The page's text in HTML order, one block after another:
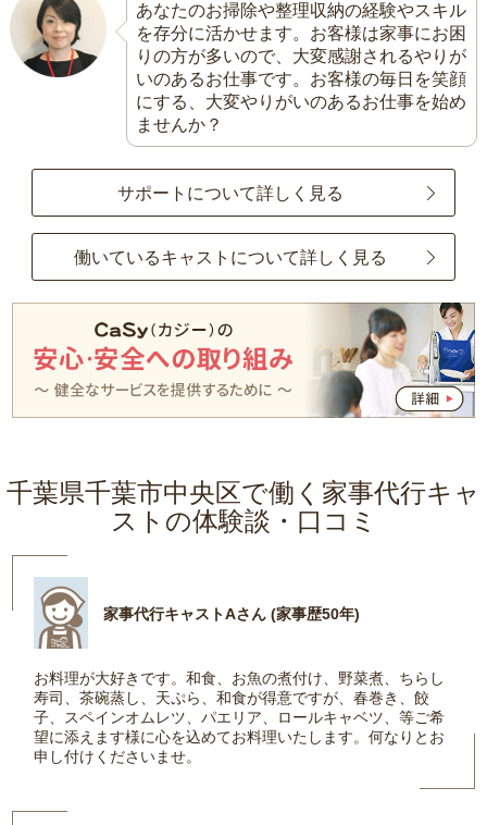
あなたのお掃除や整理収納の経験やスキル
を存分に活かせます。お客様は家事にお困
りの方が多いので、大変感謝されるやりが
いのあるお仕事です。お客様の毎日を笑顔
にする、大変やりがいのあるお仕事を始め
ませんか？
サポートについて詳しく見る
働いているキャストについて詳しく見る
千葉県千葉市中央区で働く家事代行キャ
ストの体験談・口コミ
家事代行キャストAさん (家事歴50年)
お料理が大好きです。和食、お魚の煮付け、野菜煮、ちらし
寿司、茶碗蒸し、天ぷら、和食が得意ですが、春巻き、餃
子、スペインオムレツ、パエリア、ロールキャベツ、等ご希
望に添えます様に心を込めてお料理いたします。何なりとお
申し付けくださいませ。